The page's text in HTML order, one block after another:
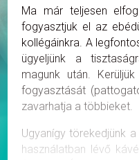
Ma már teljesen
fogyasztjuk el az
kollégáinkra. A
ügyeljünk a
magunk után.
fogyasztását
zavarhatja a többieket.
Ugyanígy törekedjünk
használatban lévő